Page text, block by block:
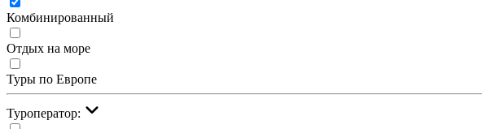
Комбинированный
Отдых на море
Туры по Европе
Туроператор: